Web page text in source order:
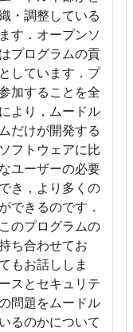
・調整している
す．オープンソ
プログラムの貢
しています．プ
加することを全
より，ムードル
だけが開発する
フトウェアに比
ユーザーの必要
き，より多くの
できるのです．
のプログラムの
ち合わせてお
もお話ししま
スとセキュリテ
問題をムードル
るのかについて